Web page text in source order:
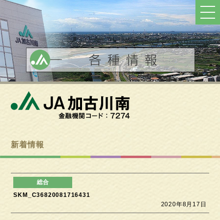
新着情報
SKM_C36820081716431
2020年8月17日